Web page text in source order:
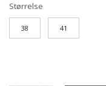
Størrelse
38 41